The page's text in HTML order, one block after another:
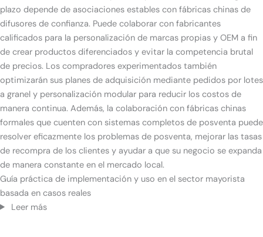
plazo depende de asociaciones estables con fábricas chinas de
difusores de confianza. Puede colaborar con fabricantes
calificados para la personalización de marcas propias y OEM a fin
de crear productos diferenciados y evitar la competencia brutal
de precios. Los compradores experimentados también
optimizarán sus planes de adquisición mediante pedidos por lotes
a granel y personalización modular para reducir los costos de
manera continua. Además, la colaboración con fábricas chinas
formales que cuenten con sistemas completos de posventa puede
resolver eficazmente los problemas de posventa, mejorar las tasas
de recompra de los clientes y ayudar a que su negocio se expanda
de manera constante en el mercado local.
Guía práctica de implementación y uso en el sector mayorista
basada en casos reales
Leer más